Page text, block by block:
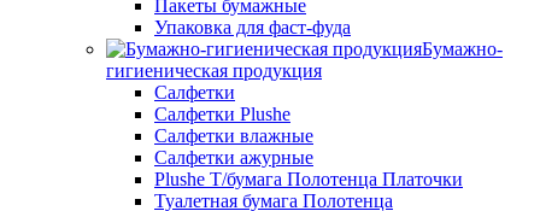
Пакеты бумажные
Упаковка для фаст-фуда
Бумажно-
гигиеническая продукция
Салфетки
Салфетки Plushe
Салфетки влажные
Салфетки ажурные
Plushe Т/бумага Полотенца Платочки
Туалетная бумага Полотенца